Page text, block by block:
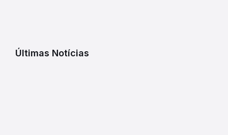
Últimas Notícias